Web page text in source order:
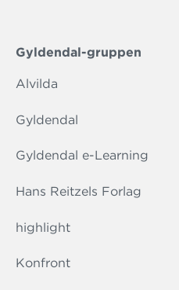
Gyldendal-gruppen
Alvilda
Gyldendal
Gyldendal e-Learning
Hans Reitzels Forlag
highlight
Konfront